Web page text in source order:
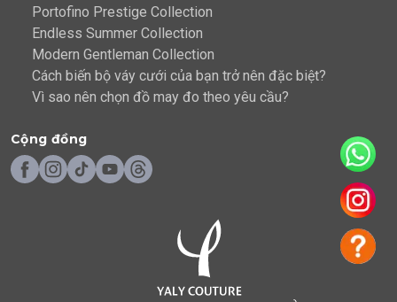
Portofino Prestige Collection
Endless Summer Collection
Modern Gentleman Collection
Cách biến bộ váy cưới của bạn trở nên đặc biệt?
Vì sao nên chọn đồ may đo theo yêu cầu?
Cộng đồng